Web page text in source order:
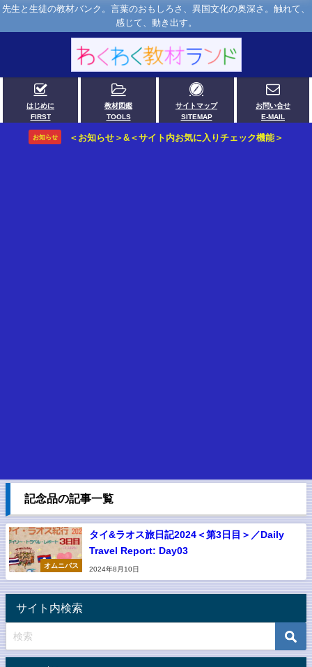
先生と生徒の教材バンク。言葉のおもしろさ、異国文化の奥深さ。触れて、
感じて、動き出す。
はじめに
FIRST
教材図鑑
TOOLS
サイトマップ
SITEMAP
お問い合せ
E-MAIL
お知らせ ＜お知らせ＞&＜サイト内お気に入りチェック機能＞
記念品の記事一覧
オムニバス
タイ&ラオス旅日記2024＜第3日目＞／Daily
Travel Report: Day03
2024年8月10日
サイト内検索